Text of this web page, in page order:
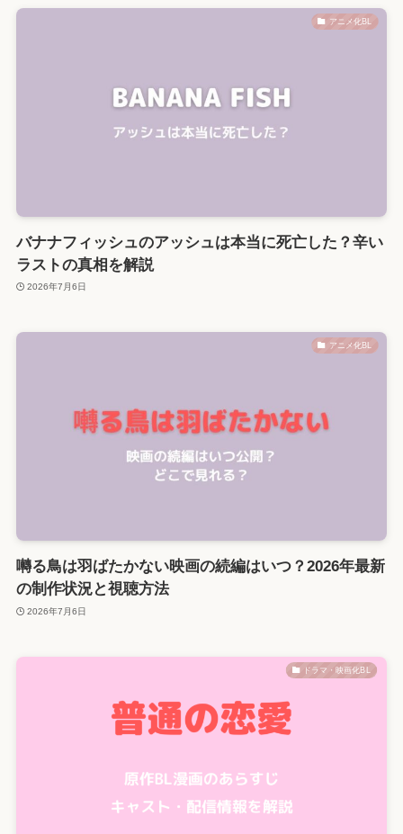
アニメ化BL
バナナフィッシュのアッシュは本当に死亡した？辛い
ラストの真相を解説
2026年7月6日
アニメ化BL
囀る鳥は羽ばたかない映画の続編はいつ？2026年最新
の制作状況と視聴方法
2026年7月6日
ドラマ・映画化BL